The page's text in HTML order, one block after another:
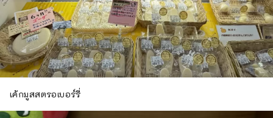
เค้กมูสสตรอเบอร์รี่